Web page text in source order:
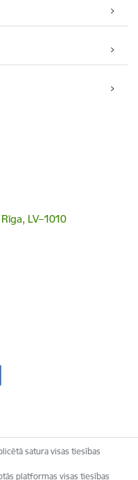
LV–1010
satura visas tiesības
platformas visas tiesības